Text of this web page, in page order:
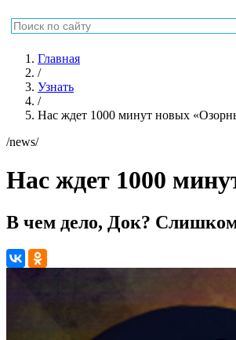
Главная
/
Узнать
/
Нас ждет 1000 минут новых
/news/
Нас ждет 1000
В чем дело, Док?